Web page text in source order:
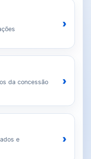
›
da concessão
›
e
›